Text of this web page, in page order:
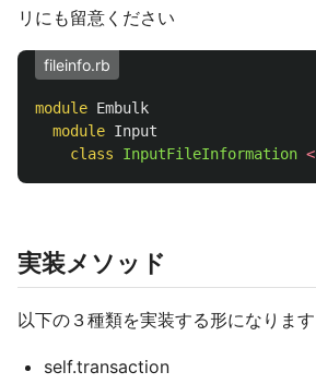
リにも留意ください
fileinfo.rb
module Embulk
module Input
class
InputFileInformation <
実装メソッド
以下の３種類を実装する形になります
self.transaction